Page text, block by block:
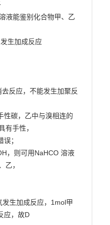
液能鉴别化合物甲、乙
生加成反应
反应，不能发生加聚反
性碳，乙中与溴相连的
有手性，
；
，则可用NaHCO 溶液
乙，
生加成反应，1mol甲
应，故D